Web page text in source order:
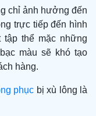
chỉ ảnh hưởng đến
trực tiếp đến hình
tập thể mặc những
màu sẽ khó tạo
hàng.
phục bị xù lông là